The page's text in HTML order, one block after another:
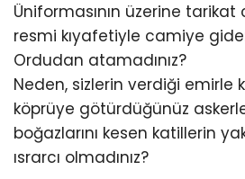
Üniformasının üzerine
resmi kıyafetiyle camiye
Ordudan atamadınız?
Neden, sizlerin verdiği emirle
köprüye götürdüğünüz
boğazlarını kesen katillerin
ısrarcı olmadınız?